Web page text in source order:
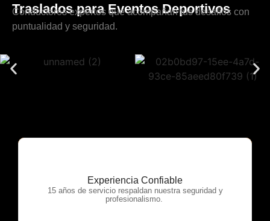
Traslados para Eventos Deportivos
Conductores expertos que acompañan tus desafíos con
puntualidad y seguridad.
Experiencia Confiable
15 años de servicio respaldan nuestra seguridad y
profesionalismo.
OTP Servicios